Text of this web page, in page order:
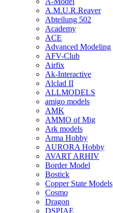
A.M.U.R.Reaver
Abteilung 502
Academy
ACE
Advanced Modeling
AFV-Club
Airfix
Ak-Interactive
Alclad II
ALLMODELS
amigo models
AMK
AMMO of Mig
Ark models
Arma Hobby
AURORA Hobby
AVART ARHIV
Border Model
Bostick
Copper State Models
Cosmo
Dragon
DSPIAE